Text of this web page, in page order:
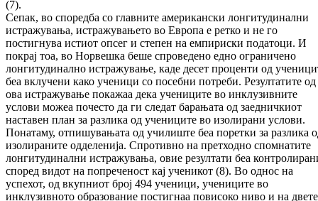
(7).
Сепак, во споредба со главните американски лонгитудинални
истражувања, истражувањето во Европа е ретко и не го
постигнува истиот опсег и степен на емпириски податоци. И
покрај тоа, во Норвешка беше спроведено едно ограничено
лонгитудинално истражување, каде десет проценти од
беа вклучени како ученици со посебни потреби. Резултатите од
ова истражување покажаа дека учениците во инклузивните
услови можеа почесто да ги следат барањата од заедничкиот
наставен план за разлика од учениците во изолирани услови.
Понатаму, отпишувањата од училиште беа поретки за разлика
изолираните одделенија. Спротивно на претходно спомнатите
лонгитудинални истражувања, овие резултати беа
според видот на попреченост кај ученикот (8). Во однос на
успехот, од вкупниот број 494 ученици, учениците во
инклузивното образование постигнаа повисоко ниво и на двете